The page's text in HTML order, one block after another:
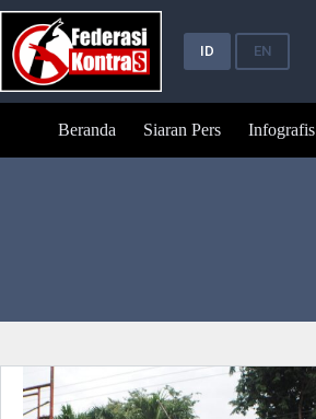
Skip
content
ID EN
Beranda Siaran Pers Infografis